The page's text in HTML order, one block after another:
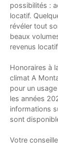
possibilités :
locatif.
révéler tout
beaux
revenus
Honoraires à
climat A
pour un
les années
informations
sont
Votre